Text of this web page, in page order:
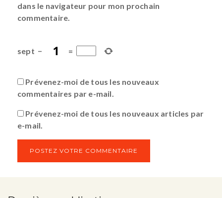
dans le navigateur pour mon prochain
commentaire.
sept − =
Prévenez-moi de tous les nouveaux
commentaires par e-mail.
Prévenez-moi de tous les nouveaux articles par
e-mail.